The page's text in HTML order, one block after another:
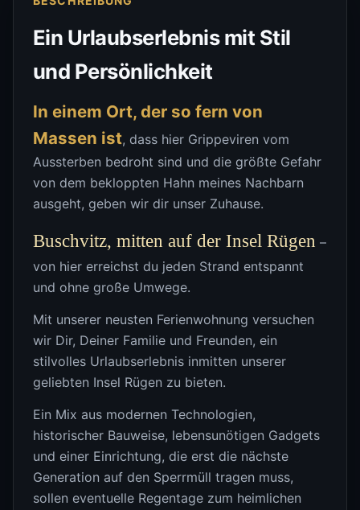
Ein Urlaubserlebnis mit Stil
und Persönlichkeit
In einem Ort, der so fern von
Massen ist, dass hier Grippeviren vom
Aussterben bedroht sind und die größte Gefahr
von dem bekloppten Hahn meines Nachbarn
ausgeht, geben wir dir unser Zuhause.
Buschvitz, mitten auf der Insel Rügen –
von hier erreichst du jeden Strand entspannt
und ohne große Umwege.
Mit unserer neusten Ferienwohnung versuchen
wir Dir, Deiner Familie und Freunden, ein
stilvolles Urlaubserlebnis inmitten unserer
geliebten Insel Rügen zu bieten.
Ein Mix aus modernen Technologien,
historischer Bauweise, lebensunötigen Gadgets
und einer Einrichtung, die erst die nächste
Generation auf den Sperrmüll tragen muss,
sollen eventuelle Regentage zum heimlichen